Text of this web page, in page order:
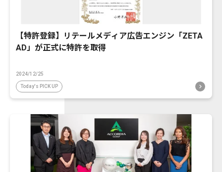
【特許登録】リテールメディア広告エンジン「ZETA
AD」が正式に特許を取得
2024/12/25
Today's PICK UP